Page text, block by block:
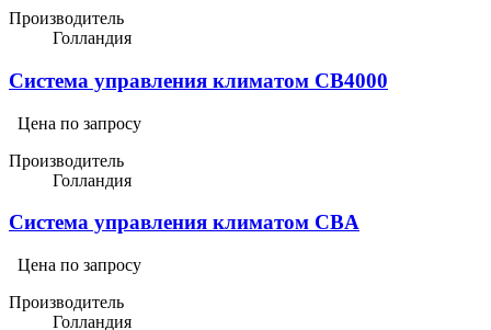
Производитель
Голландия
Система управления климатом CB4000
Цена по запросу
Производитель
Голландия
Система управления климатом CBA
Цена по запросу
Производитель
Голландия